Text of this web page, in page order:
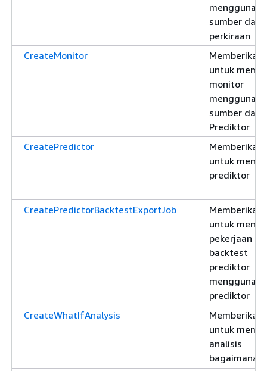
sumber daya
perkiraan
CreateMonitor
Memberikan
untuk
monitor
sumber daya
Prediktor
CreatePredictor
Memberikan
untuk
prediktor
CreatePredictorBacktestExportJob
Memberikan
untuk
pekerjaan
backtest
prediktor
prediktor
CreateWhatIfAnalysis
Memberikan
untuk
analisis
bagaimana-